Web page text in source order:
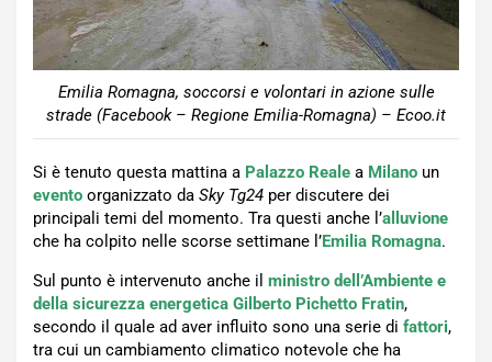
Emilia Romagna, soccorsi e volontari in azione sulle
strade (Facebook – Regione Emilia-Romagna) – Ecoo.it
Si è tenuto questa mattina a Palazzo Reale a Milano un
evento organizzato da Sky Tg24 per discutere dei
principali temi del momento. Tra questi anche l’alluvione
che ha colpito nelle scorse settimane l’Emilia Romagna.
Sul punto è intervenuto anche il ministro dell’Ambiente e
della sicurezza energetica Gilberto Pichetto Fratin,
secondo il quale ad aver influito sono una serie di fattori,
tra cui un cambiamento climatico notevole che ha